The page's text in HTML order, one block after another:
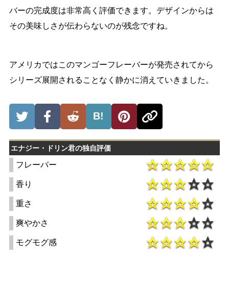
バーの完成度は非常高く評価できます。デザインからは
その美味しさが伝わらないのが残念ですね。
アメリカではこのマンゴーフレーバーが発売されてから
シリーズ展開されることなく静かに消えていきました。
B!
エナジー・ドリン君の独自評価
フレーバー
香り
重さ
爽やかさ
モグモグ感